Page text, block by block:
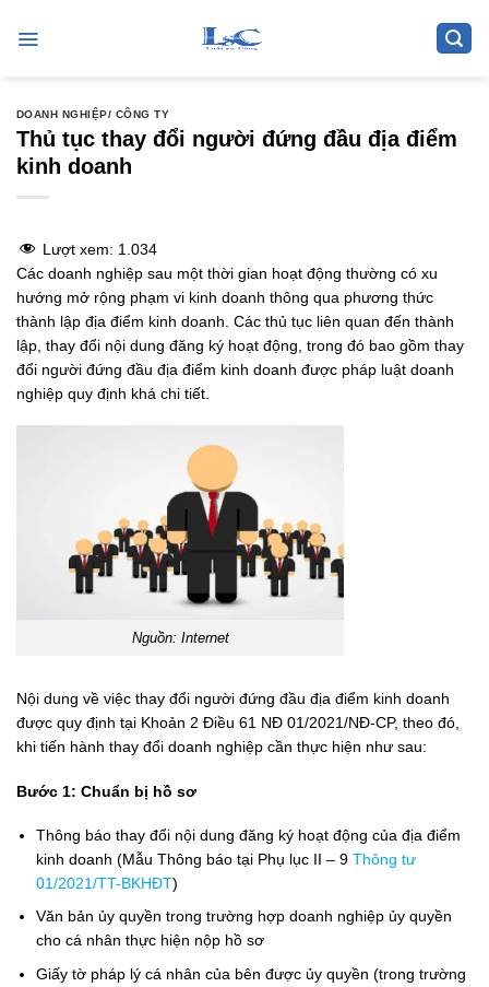
DOANH NGHIỆP/ CÔNG TY
Thủ tục thay đổi người đứng đầu địa điểm
kinh doanh
Lượt xem: 1.034
Các doanh nghiệp sau một thời gian hoạt động thường có xu
hướng mở rộng phạm vi kinh doanh thông qua phương thức
thành lập địa điểm kinh doanh. Các thủ tục liên quan đến thành
lập, thay đổi nội dung đăng ký hoạt động, trong đó bao gồm thay
đổi người đứng đầu địa điểm kinh doanh được pháp luật doanh
nghiệp quy định khá chi tiết.
Nguồn: Internet
Nội dung về việc thay đổi người đứng đầu địa điểm kinh doanh
được quy định tại Khoản 2 Điều 61 NĐ 01/2021/NĐ-CP, theo đó,
khi tiến hành thay đổi doanh nghiệp cần thực hiện như sau:
Bước 1: Chuẩn bị hồ sơ
Thông báo thay đổi nội dung đăng ký hoạt động của địa điểm
kinh doanh (Mẫu Thông báo tại Phụ lục II – 9Thông tư
01/2021/TT-BKHĐT)
Văn bản ủy quyền trong trường hợp doanh nghiệp ủy quyền
cho cá nhân thực hiện nộp hồ sơ
Giấy tờ pháp lý cá nhân của bên được ủy quyền (trong trường